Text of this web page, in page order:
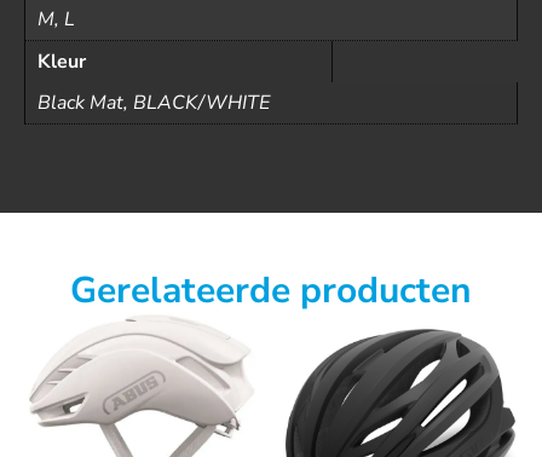
M, L
Kleur
Black Mat, BLACK/WHITE
Gerelateerde producten